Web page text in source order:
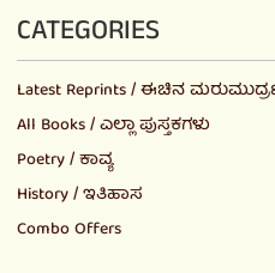
CATEGORIES
Latest Reprints / ಈಚಿನ
All Books / ಎಲ್ಲಾ ಪುಸ್ತಕಗಳು
Poetry / ಕಾವ್ಯ
History / ಇತಿಹಾಸ
Combo Offers